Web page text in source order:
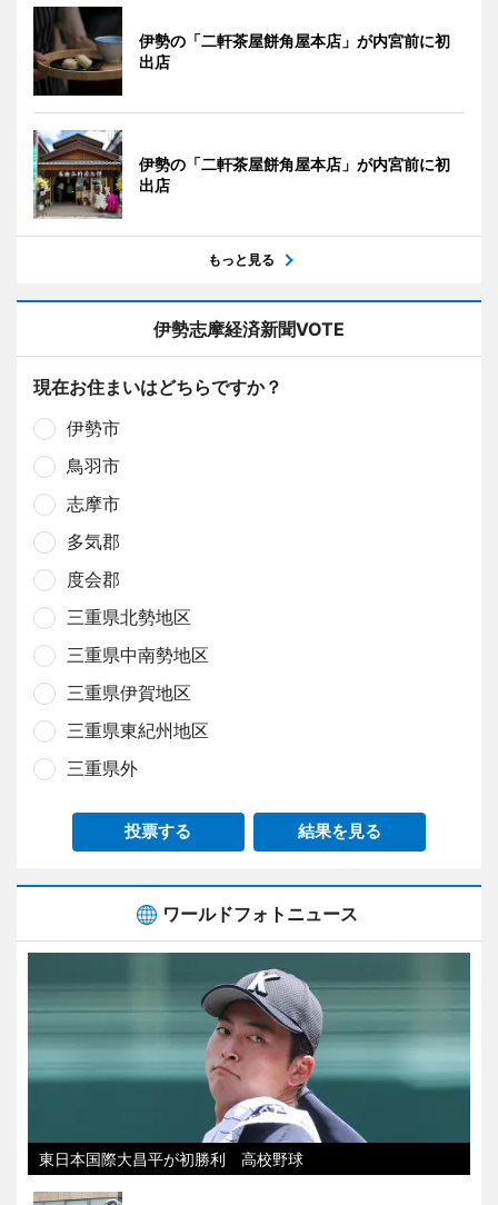
伊勢の「二軒茶屋餅角屋本店」が内宮前に初
出店
伊勢の「二軒茶屋餅角屋本店」が内宮前に初
出店
もっと見る
伊勢志摩経済新聞VOTE
現在お住まいはどちらですか？
伊勢市
鳥羽市
志摩市
多気郡
度会郡
三重県北勢地区
三重県中南勢地区
三重県伊賀地区
三重県東紀州地区
三重県外
投票する 結果を見る
ワールドフォトニュース
東日本国際大昌平が初勝利 高校野球